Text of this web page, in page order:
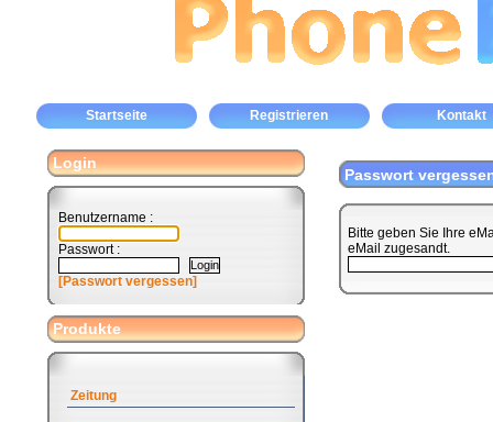
Startseite Registrieren Kontakt
Login
Benutzername :
Passwort :
[Passwort vergessen]
Produkte
Zeitung
Passwort
Bitte geben Sie Ihre
eMail zugesandt.